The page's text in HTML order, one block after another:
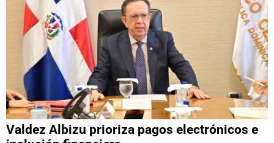
Valdez Albizu prioriza pagos electrónicos e